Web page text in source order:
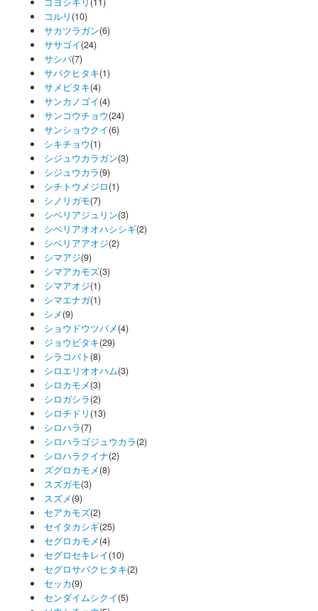
コルリ (10)
サカツラガン(6)
ササゴイ(24)
サシバ(7)
サバクヒタキ(1)
サメビタキ(4)
サンカノゴイ(4)
サンコウチョウ(24)
サンショウクイ(6)
シキチョウ(1)
シジュウカラガン(3)
シジュウカラ(9)
シチトウメジロ(1)
シノリガモ(7)
シベリアジュリン(3)
シベリアオオハシシギ(2)
シベリアアオジ(2)
シマアジ(9)
シマアカモズ(3)
シマアオジ(1)
シマエナガ(1)
シメ(9)
ショウドウツバメ(4)
ジョウビタキ(29)
シラコバト (8)
シロエリオオハム(3)
シロカモメ(3)
シロガシラ(2)
シロチドリ (13)
シロハラ(7)
シロハラゴジュウカラ(2)
シロハラクイナ(2)
ズグロカモメ(8)
スズガモ(3)
スズメ(9)
セアカモズ(2)
セイタカシギ(25)
セグロカモメ(4)
セグロセキレイ(10)
セグロサバクヒタキ(2)
セッカ(9)
センダイムシクイ(5)